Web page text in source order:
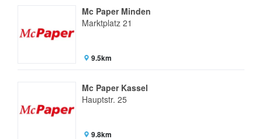
Mc Paper Minden
Marktplatz 21
9.5km
Mc Paper Kassel
Hauptstr. 25
9.8km